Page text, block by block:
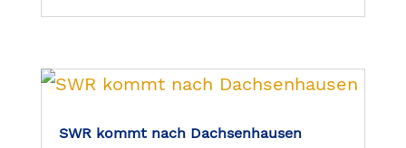
SWR kommt nach Dachsenhausen